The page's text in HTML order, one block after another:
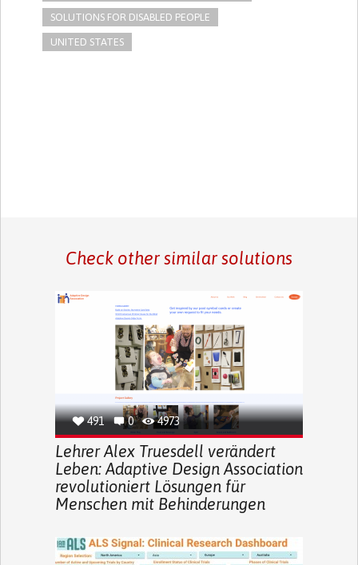
SOLUTIONS FOR DISABLED PEOPLE
UNITED STATES
Check other similar solutions
491 0 4973
Lehrer Alex Truesdell verändert
Leben: Adaptive Design Association
revolutioniert Lösungen für
Menschen mit Behinderungen